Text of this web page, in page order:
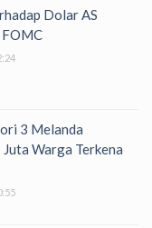
Dolar AS
3 Melanda
Warga Terkena